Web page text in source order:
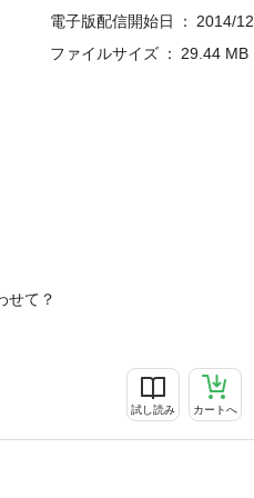
せて？
試し読み カートへ
電子版配信開始日
2014/
ファイルサイズ
29.44 MB